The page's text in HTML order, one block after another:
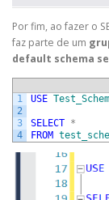
Por fim, ao fazer o
faz parte de um
default schema
1
2
3
4
USE
SELECT *
FROM